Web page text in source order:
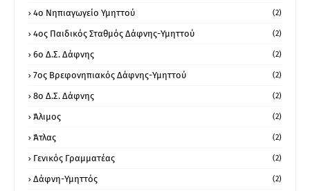
4ο Νηπιαγωγείο Υμηττού (2)
4ος Παιδικός Σταθμός Δάφνης-Υμηττού (2)
6ο Δ.Σ. Δάφνης (2)
7ος Βρεφονηπιακός Δάφνης-Υμηττού (2)
8ο Δ.Σ. Δάφνης (2)
Άλιμος (2)
Άτλας (2)
Γενικός Γραμματέας (2)
Δάφνη-Υμηττός (2)